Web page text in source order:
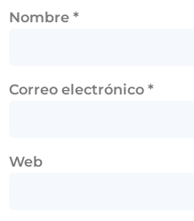
Nombre *
Correo electrónico *
Web